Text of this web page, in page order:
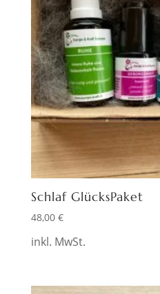
Schlaf GlücksPaket
48,00 €
inkl. MwSt.